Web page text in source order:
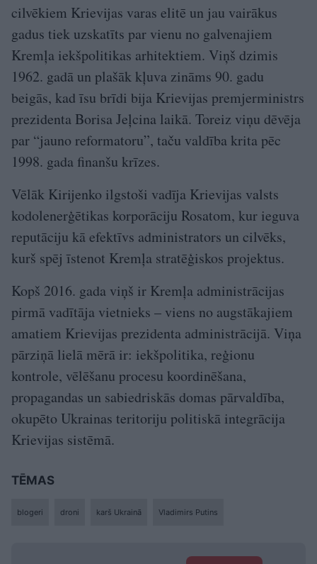
cilvēkiem Krievijas varas elitē un jau vairākus
gadus tiek uzskatīts par vienu no galvenajiem
Kremļa iekšpolitikas arhitektiem. Viņš dzimis
1962. gadā un plašāk kļuva zināms 90. gadu
beigās, kad īsu brīdi bija Krievijas premjerministrs
prezidenta Borisa Jeļcina laikā. Toreiz viņu dēvēja
par “jauno reformatoru”, taču valdība krita pēc
1998. gada finanšu krīzes.
Vēlāk Kirijenko ilgstoši vadīja Krievijas valsts
kodolenerģētikas korporāciju Rosatom, kur ieguva
reputāciju kā efektīvs administrators un cilvēks,
kurš spēj īstenot Kremļa stratēģiskos projektus.
Kopš 2016. gada viņš ir Kremļa administrācijas
pirmā vadītāja vietnieks – viens no augstākajiem
amatiem Krievijas prezidenta administrācijā. Viņa
pārziņā lielā mērā ir: iekšpolitika, reģionu
kontrole, vēlēšanu procesu koordinēšana,
propagandas un sabiedriskās domas pārvaldība,
okupēto Ukrainas teritoriju politiskā integrācija
Krievijas sistēmā.
TĒMAS
blogeri droni karš Ukrainā Vladimirs Putins